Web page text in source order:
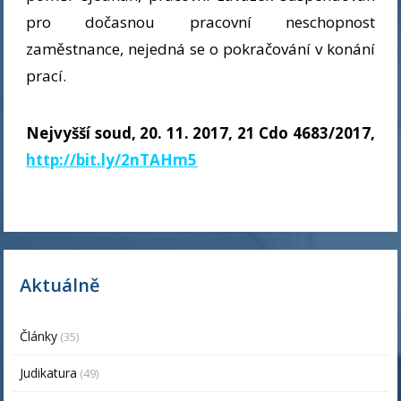
pro dočasnou pracovní neschopnost
zaměstnance, nejedná se o pokračování v konání
prací.
Nejvyšší soud, 20. 11. 2017, 21 Cdo 4683/2017,
http://bit.ly/2nTAHm5
Aktuálně
Články (35)
Judikatura (49)